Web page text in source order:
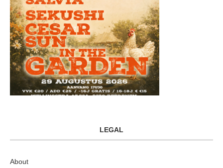
LEGAL
About